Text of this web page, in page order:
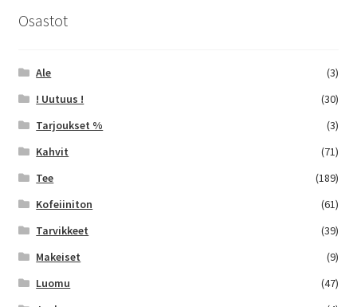
Osastot
Ale
(3)
! Uutuus !
(30)
Tarjoukset %
(3)
Kahvit
(71)
Tee
(189)
Kofeiiniton
(61)
Tarvikkeet
(39)
Makeiset
(9)
Luomu
(47)